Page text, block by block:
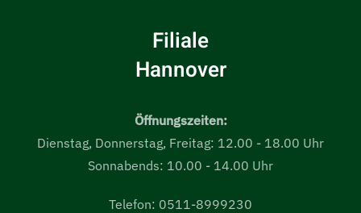
Filiale
Hannover
Öffnungszeiten:
Dienstag, Donnerstag, Freitag: 12.00 - 18.00 Uhr
Sonnabends: 10.00 - 14.00 Uhr
Telefon: 0511-8999230